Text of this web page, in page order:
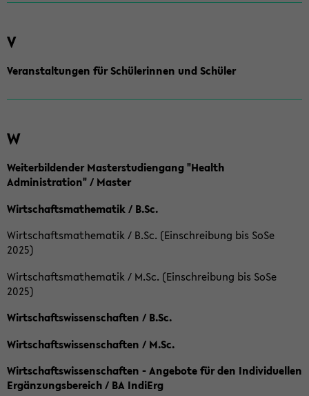
V
Veranstaltungen für Schülerinnen und Schüler
W
Weiterbildender Masterstudiengang "Health
Administration" / Master
Wirtschaftsmathematik / B.Sc.
Wirtschaftsmathematik / B.Sc. (Einschreibung bis SoSe
2025)
Wirtschaftsmathematik / M.Sc. (Einschreibung bis SoSe
2025)
Wirtschaftswissenschaften / B.Sc.
Wirtschaftswissenschaften / M.Sc.
Wirtschaftswissenschaften - Angebote für den Individuellen
Ergänzungsbereich / BA IndiErg